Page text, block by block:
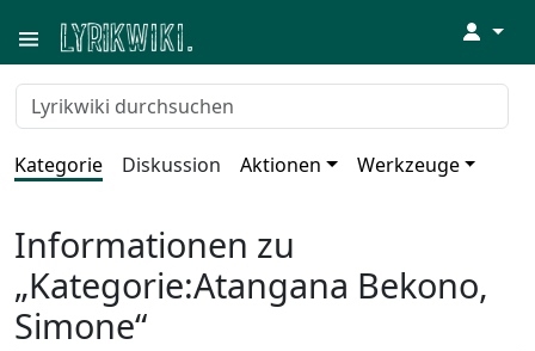
↓
Kategorie Diskussion Aktionen Werkzeuge
Informationen zu
„Kategorie:Atangana Bekono,
Simone“